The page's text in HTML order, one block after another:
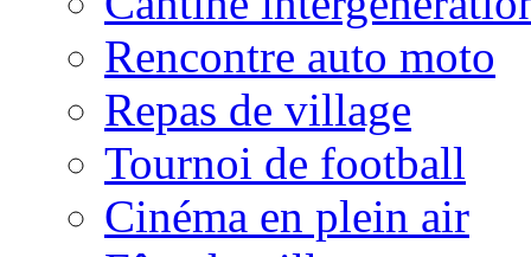
Rencontre auto moto
Repas de village
Tournoi de football
Cinéma en plein air